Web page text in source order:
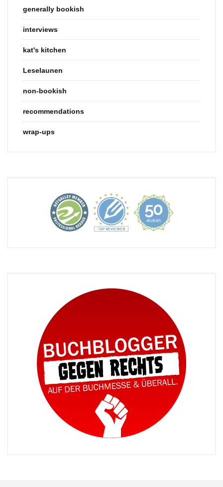
generally bookish
interviews
kat's kitchen
Leselaunen
non-bookish
recommendations
wrap-ups